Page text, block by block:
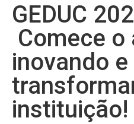
GEDUC
Comece o
inovando e
instituição!